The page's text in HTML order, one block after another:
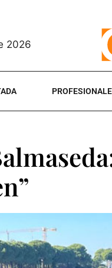
2026